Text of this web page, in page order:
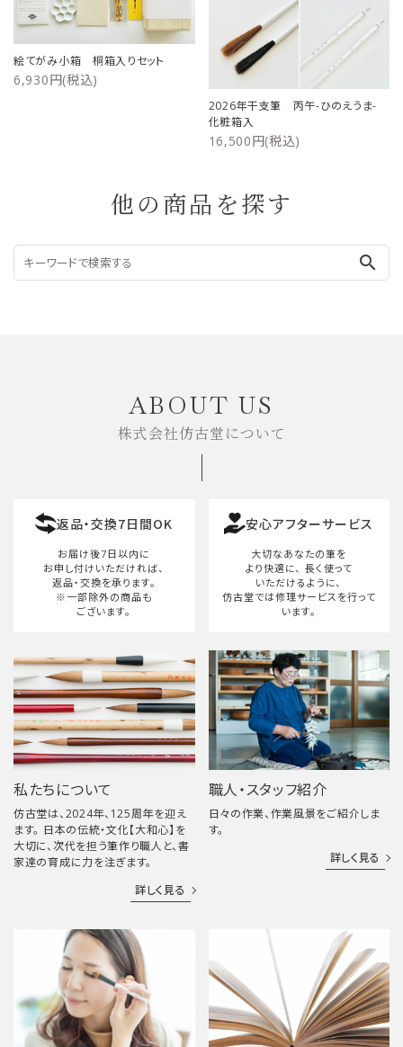
絵てがみ小箱 桐箱入りセット
6,930円(税込)
2026年干支筆 丙午-ひのえうま-
化粧箱入
16,500円(税込)
他の商品を探す
search
ABOUT US
株式会社仿古堂について
返品・交換7日間OK
お届け後7日以内に
お申し付けいただければ、
返品・交換を承ります。
※一部除外の商品も
ございます。
安心アフターサービス
大切なあなたの筆を
より快適に、 長く使って
いただけるように、
仿古堂では修理サービスを行って
います。
私たちについて
仿古堂は、2024年、125周年を迎え
ます。 日本の伝統・文化【大和心】を
大切に、次代を担う筆作り職人と、書
家達の育成に力を注ぎます。
詳しく見る
職人・スタッフ紹介
日々の作業、作業風景をご紹介しま
す。
詳しく見る